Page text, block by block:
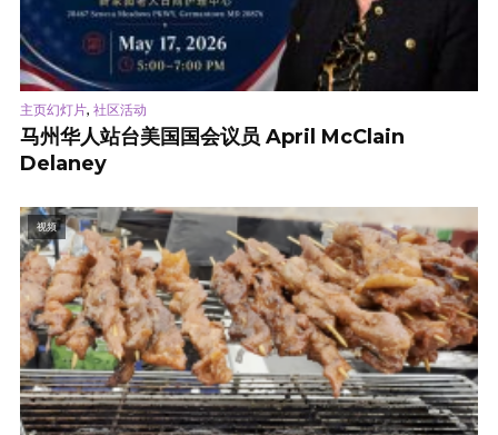
主页幻灯片, 社区活动
马州华人站台美国国会议员 April McClain
Delaney
视频